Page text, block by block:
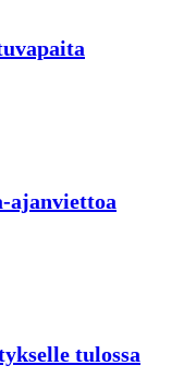
ajanviettoa
tulossa